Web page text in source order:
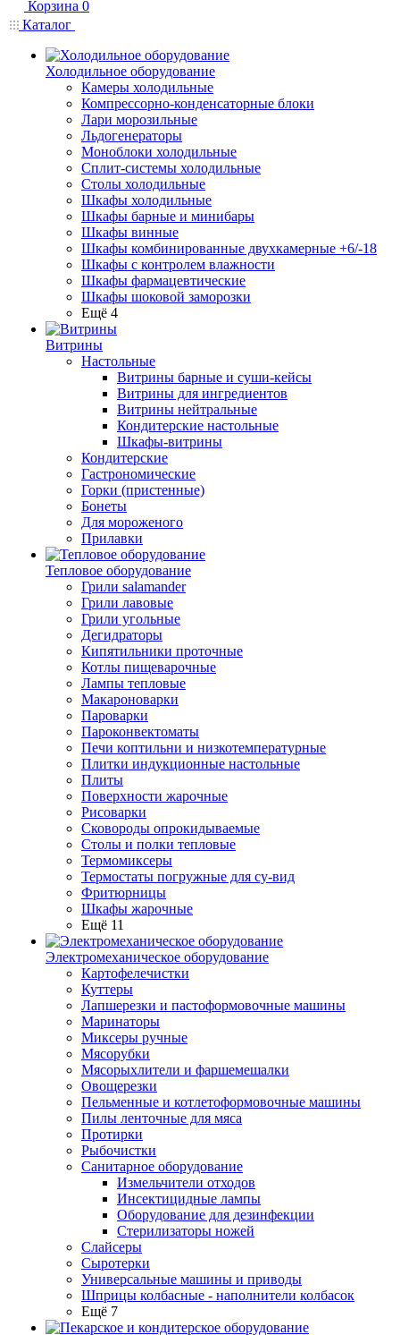
Корзина 0
Каталог
Холодильное оборудование
Камеры холодильные
Компрессорно-конденсаторные блоки
Лари морозильные
Льдогенераторы
Моноблоки холодильные
Сплит-системы холодильные
Столы холодильные
Шкафы холодильные
Шкафы барные и минибары
Шкафы винные
Шкафы комбинированные двухкамерные +6/-18
Шкафы с контролем влажности
Шкафы фармацевтические
Шкафы шоковой заморозки
Ещё 4
Витрины
Настольные
Витрины барные и суши-кейсы
Витрины для ингредиентов
Витрины нейтральные
Кондитерские настольные
Шкафы-витрины
Кондитерские
Гастрономические
Горки (пристенные)
Бонеты
Для мороженого
Прилавки
Тепловое оборудование
Грили salamander
Грили лавовые
Грили угольные
Дегидраторы
Кипятильники проточные
Котлы пищеварочные
Лампы тепловые
Макароноварки
Пароварки
Пароконвектоматы
Печи коптильни и низкотемпературные
Плитки индукционные настольные
Плиты
Поверхности жарочные
Рисоварки
Сковороды опрокидываемые
Столы и полки тепловые
Термомиксеры
Термостаты погружные для су-вид
Фритюрницы
Шкафы жарочные
Ещё 11
Электромеханическое оборудование
Картофелечистки
Куттеры
Лапшерезки и пастоформовочные машины
Маринаторы
Миксеры ручные
Мясорубки
Мясорыхлители и фаршемешалки
Овощерезки
Пельменные и котлетоформовочные машины
Пилы ленточные для мяса
Протирки
Рыбочистки
Санитарное оборудование
Измельчители отходов
Инсектицидные лампы
Оборудование для дезинфекции
Стерилизаторы ножей
Слайсеры
Сыротерки
Универсальные машины и приводы
Шприцы колбасные - наполнители колбасок
Ещё 7